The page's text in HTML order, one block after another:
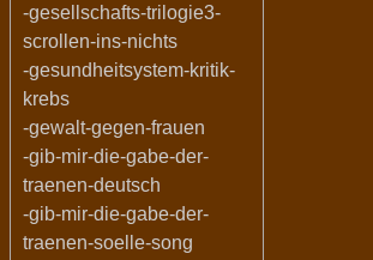
-gesellschafts-trilogie3-
scrollen-ins-nichts
-gesundheitsystem-kritik-
krebs
-gewalt-gegen-frauen
-gib-mir-die-gabe-der-
traenen-deutsch
-gib-mir-die-gabe-der-
traenen-soelle-song